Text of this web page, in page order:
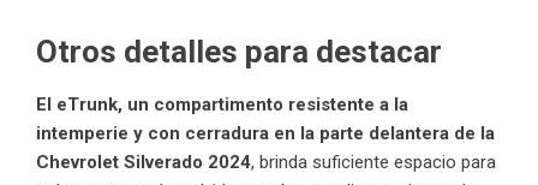
Otros detalles para destacar
El eTrunk, un compartimento resistente a la
intemperie y con cerradura en la parte delantera de la
Chevrolet Silverado 2024, brinda suficiente espacio para